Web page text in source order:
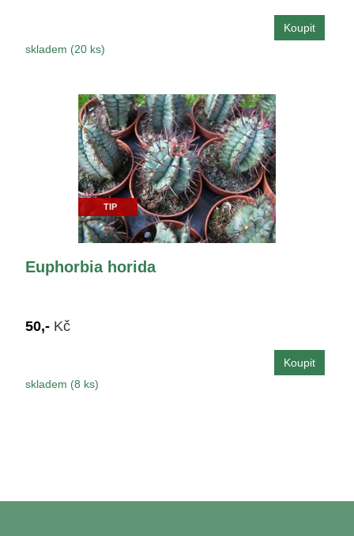
skladem (20 ks)
TIP
Euphorbia horida
50,- Kč
skladem (8 ks)